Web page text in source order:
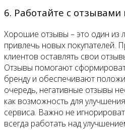
6. Работайте с отзывами
Хорошие отзывы – это один из
привлечь новых покупателей.
клиентов оставлять свои
Отзывы помогают
бренду и обеспечивают
очередь, негативные отзывы
как возможность для
сервиса. Важно не
всегда работать над